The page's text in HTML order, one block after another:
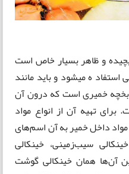
و ظاهر بسیار خاص است
ه میشود و باید مانند
خمیری است که درون آن
تهیه آن از انواع مواد
داخل خمير به آن اسم‌های
سیب‌زمینی، خینکالی
آن‌ها همان خینکالی گوشت